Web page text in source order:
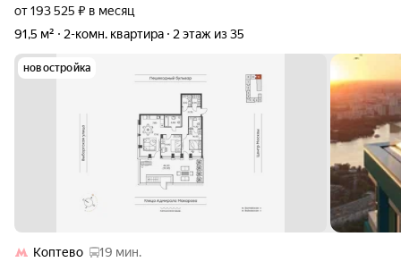
от 193 525 ₽ в месяц
91,5 м²
2-комн. квартира 2 этаж из 35
новостройка
Коптево
19 мин.